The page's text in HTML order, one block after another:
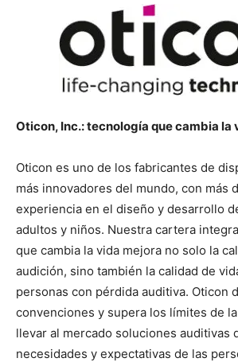
Oticon, Inc.: tecnología que cambia la
Oticon es uno de los fabricantes de
más innovadores del mundo, con más
experiencia en el diseño y desarrollo
adultos y niños. Nuestra cartera
que cambia la vida mejora no solo la
audición, sino también la calidad de
personas con pérdida auditiva. Oticon
convenciones y supera los límites de
llevar al mercado soluciones auditivas
necesidades y expectativas de las